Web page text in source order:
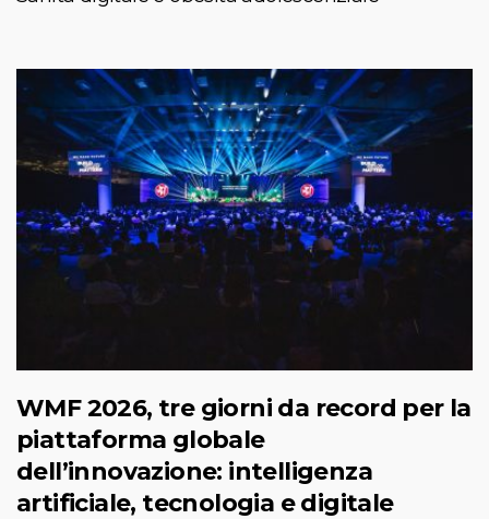
WMF 2026, tre giorni da record per la
piattaforma globale
dell’innovazione: intelligenza
artificiale, tecnologia e digitale